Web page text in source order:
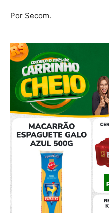
Por Secom.